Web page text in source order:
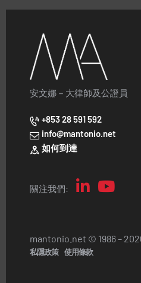
安文娜－大律師及公證員
+853 28 591 592
info@mantonio.net
如何到達
關注我們:
mantonio.net © 1986 –
私隱政策 使用條款